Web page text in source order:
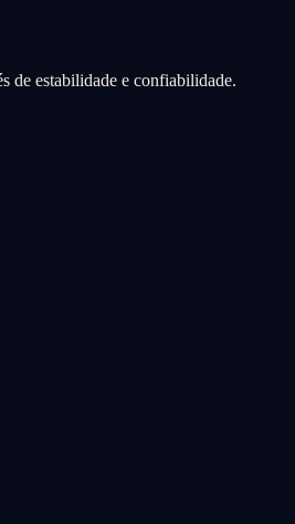
de estabilidade e confiabilidade.